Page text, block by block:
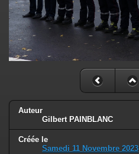
Auteur
Gilbert PAINBLANC
Créée le
Samedi 11 Novembre 2023